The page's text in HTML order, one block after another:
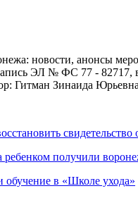
новости, анонсы
ЭЛ № ФС 77 -
Гитман Зинаида
ребенком получили
в «Школе ухода»